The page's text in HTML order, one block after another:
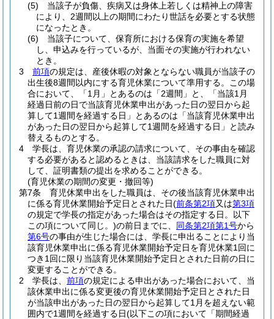
(5)
当該子が負傷、疾病又は身体上若しくは精神上の障害
により、2週間以上の期間にわたり世話を必要とする状態
になったとき。
(6)
当該子について、保育所における保育の実施を希望
し、申込みを行っているが、当面その実施が行われない
とき。
3
前項の規定は、産後休暇の対象とならない職員が当該子の
出生後8週間以内にする育児休業について準用する。
この場
合において、「1月」とあるのは「2週間」と、「当該1月
経過日前の日で当該育児休業申出があった日の翌日から起
算して1週間を経過する日」とあるのは「当該育児休業申出
があった日の翌日から起算して1週間を経過する日」と読み
替えるものとする。
4
学長は、育児休業の承認の請求について、その事由を確認
する必要があると認めるときは、当該請求をした職員に対
して、証明書類の提出を求めることができる。
(育児休業の期間の変更・撤回等)
第7条
育児休業申出をした職員は、その後当該育児休業申出
に係る育児休業開始予定日とされた日(前条第2項又は第3項
の規定で学長の指定があった場合はその指定する日。以下
この項について同じ。)の前日までに、 同条第2項第1号から
第6号の事由が生じた場合には、学長に申出ることにより当
該育児休業申出に係る育児休業開始予定日を育児休業1回に
つき1回に限り当該育児休業開始予定日とされた日前の日に
変更することができる。
2
学長は、 前項の規定による申出があった場合において、当
該休業申出に係る変更後の育児休業開始予定日とされた日
が当該申出があった日の翌日から起算して1月を超えない範
囲内で1週間を経過する日(以下この項において「期間経過